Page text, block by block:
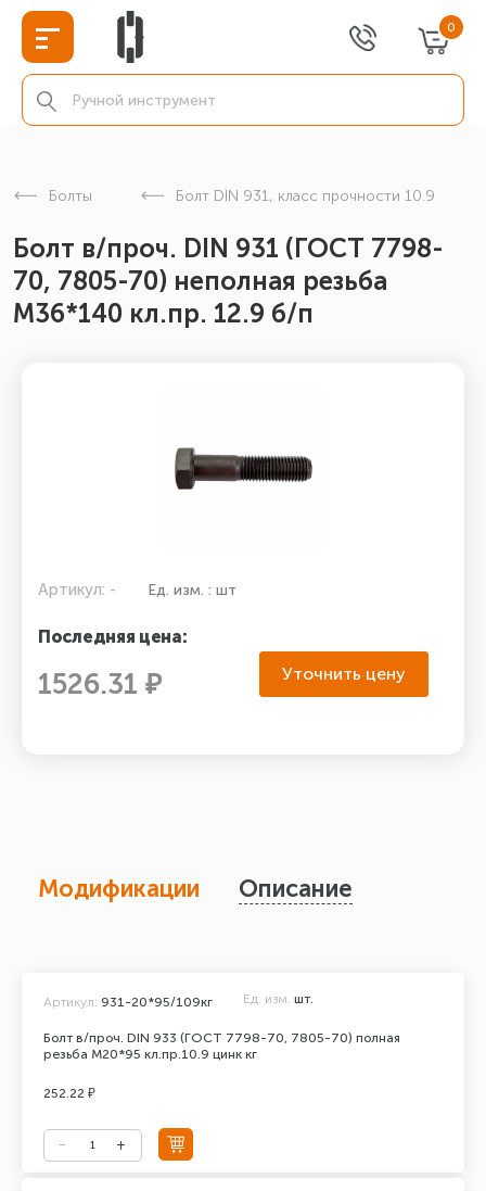
0
Болты Болт DIN 931, класс прочности 10.9
Болт в/проч. DIN 931 (ГОСТ 7798-
70, 7805-70) неполная резьба
М36*140 кл.пр. 12.9 б/п
Артикул: - Ед. изм. : шт
Последняя цена:
1526.31 ₽ Уточнить цену
Модификации Описание
Болт в/проч. DIN 933 (ГОСТ 7798-70, 7805-70) полная
резьба М20*95 кл.пр.10.9 цинк кг
Артикул: 931-20*95/109кг Ед. изм. шт.
252.22 ₽